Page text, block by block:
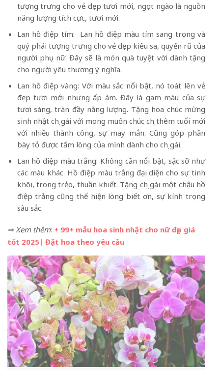
tượng trưng cho vẻ đẹp tươi mới, ngọt ngào là nguồn
năng lượng tích cực, tươi mới.
Lan hồ điệp tím: Lan hồ điệp màu tím sang trọng và
quý phái tượng trưng cho vẻ đẹp kiêu sa, quyến rũ của
người phụ nữ. Đây sẽ là món quà tuyệt vời dành tặng
cho người yêu thương ý nghĩa.
Lan hồ điệp vàng: Với màu sắc nổi bật, nó toát lên vẻ
đẹp tươi mới nhưng ấp ám. Đây là gam màu của sự
tươi sáng, tràn đầy năng lượng. Tặng hoa chúc mừng
sinh nhật chị gái với mong muốn chúc chị thêm tuổi mới
với nhiều thành công, sự may mắn. Cũng góp phần
bày tỏ được tấm lòng của mình dành cho chị gái.
Lan hồ điệp màu trắng: Không cần nổi bật, sặc sỡ như
các màu khác. Hồ điệp màu trắng đại diện cho sự tinh
khôi, trong trẻo, thuần khiết. Tặng chị gái một chậu hồ
điệp trắng cũng thể hiện lòng biết ơn, sự kính trọng
sâu sắc.
⇒ Xem thêm: + 99+ mẫu hoa sinh nhật cho nữ đẹp giá
tốt 2025| Đặt hoa theo yêu cầu